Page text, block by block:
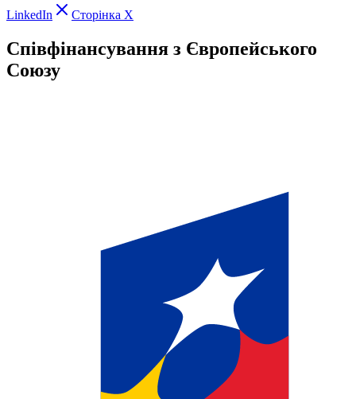
LinkedIn
Сторінка X
Співфінансування з Європейського
Союзу